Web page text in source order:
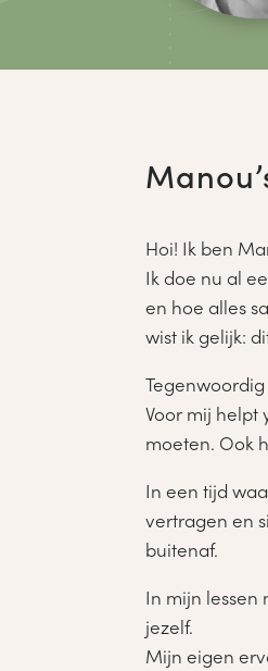
Hoi! Ik ben
Ik doe nu al
en hoe alles
wist ik gelijk:
Voor mij helpt
moeten. Ook
In een tijd
vertragen en
buitenaf.
In mijn
jezelf.
Mijn eigen